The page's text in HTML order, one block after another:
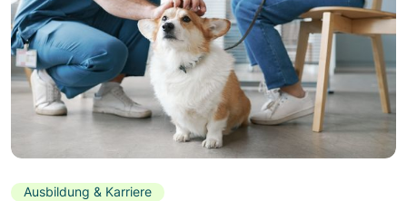
Ausbildung & Karriere